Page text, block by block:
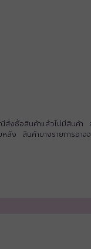
สั่งซื้อสินค้าแล้วไม่มีสินค้า
ลัง สินค้าบางรายการอาจ